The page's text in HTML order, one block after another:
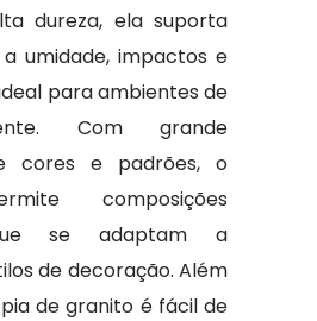
dureza, ela suporta
umidade, impactos e
para ambientes de
Com grande
cores e padrões, o
composições
se adaptam a
de decoração. Além
de granito é fácil de